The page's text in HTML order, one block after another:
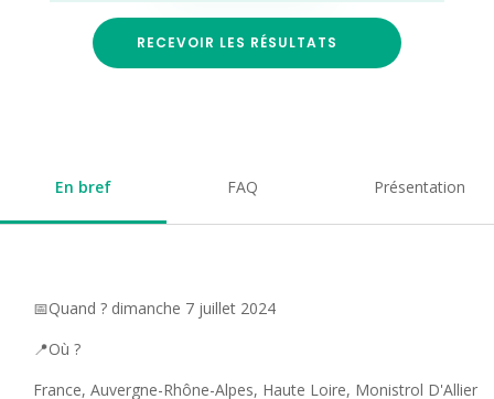
RECEVOIR LES RÉSULTATS
En bref FAQ Présentation
📅Quand ? dimanche 7 juillet 2024
📍Où ?
France, Auvergne-Rhône-Alpes, Haute Loire, Monistrol D'Allier